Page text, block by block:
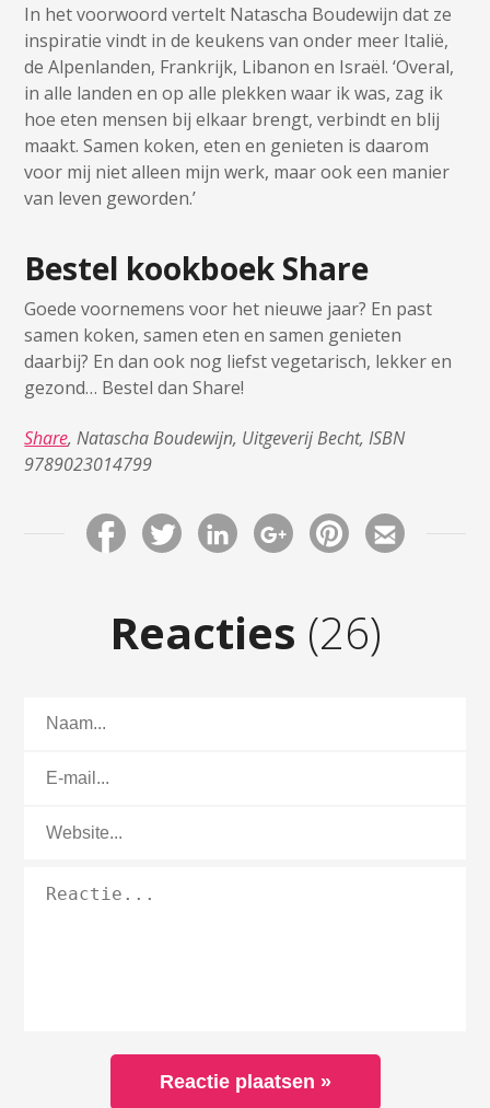
In het voorwoord vertelt Natascha Boudewijn dat ze
inspiratie vindt in de keukens van onder meer Italië,
de Alpenlanden, Frankrijk, Libanon en Israël. ‘Overal,
in alle landen en op alle plekken waar ik was, zag ik
hoe eten mensen bij elkaar brengt, verbindt en blij
maakt. Samen koken, eten en genieten is daarom
voor mij niet alleen mijn werk, maar ook een manier
van leven geworden.’
Bestel kookboek Share
Goede voornemens voor het nieuwe jaar? En past
samen koken, samen eten en samen genieten
daarbij? En dan ook nog liefst vegetarisch, lekker en
gezond… Bestel dan Share!
Share, Natascha Boudewijn, Uitgeverij Becht, ISBN
9789023014799
Reacties (26)